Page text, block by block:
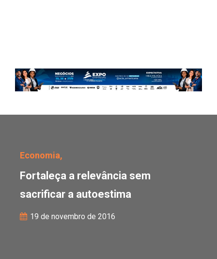
Economia,
Fortaleça a relevância sem
sacrificar a autoestima
19 de novembro de 2016